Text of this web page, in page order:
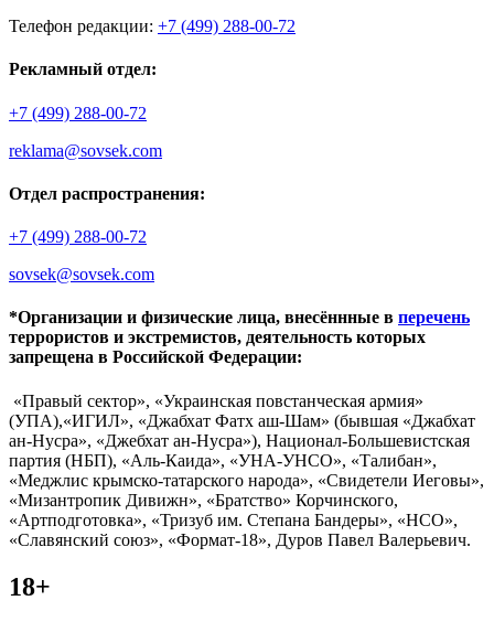
Телефон редакции: +7 (499) 288-00-72
Рекламный отдел:
+7 (499) 288-00-72
reklama@sovsek.com
Отдел распространения:
+7 (499) 288-00-72
sovsek@sovsek.com
*Организации и физические лица, внесённные в перечень
террористов и экстремистов, деятельность которых
запрещена в Российской Федерации:
«Правый сектор», «Украинская повстанческая армия»
(УПА),«ИГИЛ», «Джабхат Фатх аш-Шам» (бывшая «Джабхат
ан-Нусра», «Джебхат ан-Нусра»), Национал-Большевистская
партия (НБП), «Аль-Каида», «УНА-УНСО», «Талибан»,
«Меджлис крымско-татарского народа», «Свидетели Иеговы»,
«Мизантропик Дивижн», «Братство» Корчинского,
«Артподготовка», «Тризуб им. Степана Бандеры», «НСО»,
«Славянский союз», «Формат-18», Дуров Павел Валерьевич.
18+